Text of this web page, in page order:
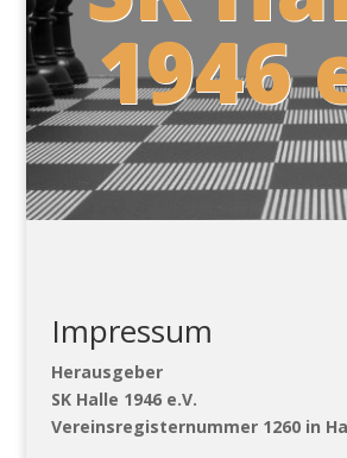
1946
Impressum
Herausgeber
SK Halle 1946 e.V.
Vereinsregisternummer 1260 in